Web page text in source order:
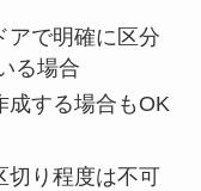
アで明確に区分
る場合
成する場合もOK
切り程度は不可